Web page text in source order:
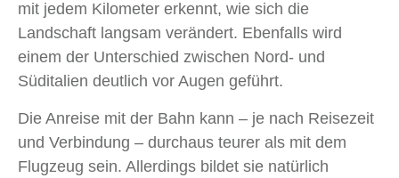
mit jedem Kilometer erkennt, wie sich die
Landschaft langsam verändert. Ebenfalls wird
einem der Unterschied zwischen Nord- und
Süditalien deutlich vor Augen geführt.
Die Anreise mit der Bahn kann – je nach Reisezeit
und Verbindung – durchaus teurer als mit dem
Flugzeug sein. Allerdings bildet sie natürlich